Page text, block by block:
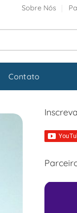
Sobre Nós
Contato